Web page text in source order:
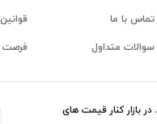
تماس با ما
سوالات متداول
فرصت
بازار کنار قیمت های